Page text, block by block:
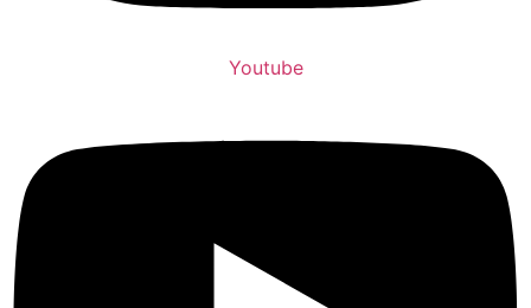
Youtube